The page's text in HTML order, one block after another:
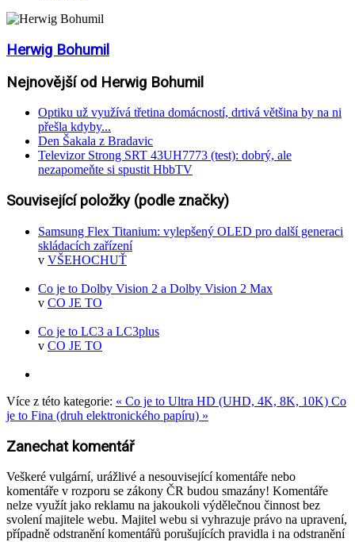
Herwig Bohumil
Nejnovější od Herwig Bohumil
Optiku už využívá třetina domácností, drtivá většina by na ni
přešla kdyby...
Den Šakala z Bradavic
Televizor Strong SRT 43UH7773 (test): dobrý, ale
nezapomeňte si spustit HbbTV
Související položky (podle značky)
Samsung Flex Titanium: vylepšený OLED pro další generaci
skládacích zařízení
v VŠEHOCHUŤ
Co je to Dolby Vision 2 a Dolby Vision 2 Max
v CO JE TO
Co je to LC3 a LC3plus
v CO JE TO
Více z této kategorie: « Co je to Ultra HD (UHD, 4K, 8K, 10K) Co
je to Fina (druh elektronického papíru) »
Zanechat komentář
Veškeré vulgární, urážlivé a nesouvisející komentáře nebo
komentáře v rozporu se zákony ČR budou smazány! Komentáře
nelze využít jako reklamu na jakoukoli výdělečnou činnost bez
svolení majitele webu. Majitel webu si vyhrazuje právo na upravení,
případně odstranění komentářů porušujících pravidla i na odstranění